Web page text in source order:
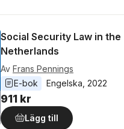
Social Security Law in the
Netherlands
Av Frans Pennings
E-bok
Engelska 2022
911 kr
Lägg till